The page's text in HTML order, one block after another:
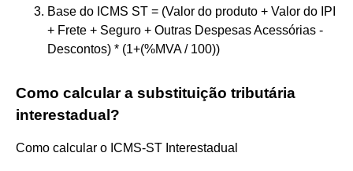
Base do ICMS ST = (Valor do produto + Valor do IPI
+ Frete + Seguro + Outras Despesas Acessórias -
Descontos) * (1+(%MVA / 100))
Como calcular a substituição tributária
interestadual?
Como calcular o ICMS-ST Interestadual